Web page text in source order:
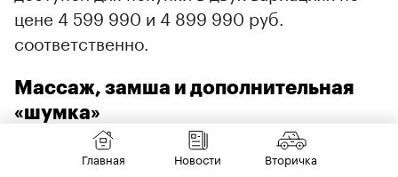
цене 4 599 990 и 4 899 990 руб.
соответственно.
Массаж, замша и дополнительная
«шумка»
Volga K50 в «младшей» версии «Стандарт»
Главная Новости Вторичка